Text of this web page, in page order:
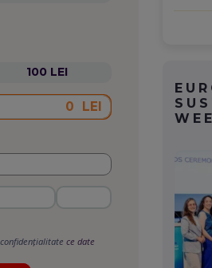
100 LEI
LEI
ce date